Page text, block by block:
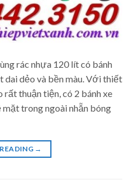
rác nhựa 120 lít có bánh
dẻo và bền màu. Với thiết
rất thuận tiện, có 2 bánh xe
mặt trong ngoài nhẵn bóng
→